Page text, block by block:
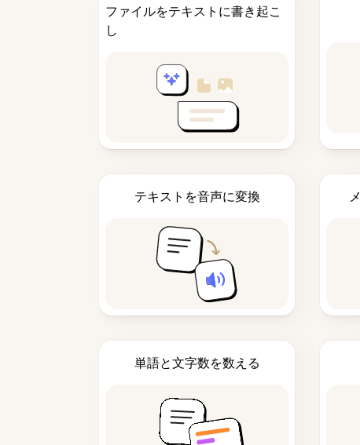
ファイルをテキストに書き起こ
し
テキストを音声に変換
単語と文字数を数える